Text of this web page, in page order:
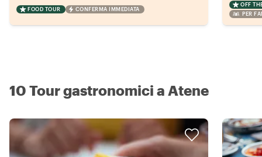
FOOD TOUR CONFERMA IMMEDIATA
OFF
PER
10 Tour gastronomici a Atene